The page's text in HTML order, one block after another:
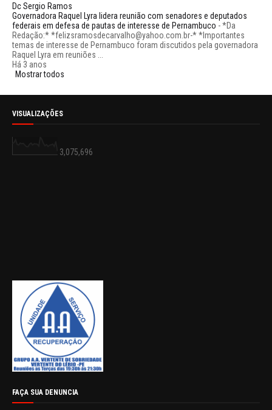
Dc Sergio Ramos
Governadora Raquel Lyra lidera reunião com senadores e deputados
federais em defesa de pautas de interesse de Pernambuco -*Da
Redação:* *felizsramosdecarvalho@yahoo.com.br-* *Importantes
temas de interesse de Pernambuco foram discutidos pela governadora
Raquel Lyra em reuniões ...
Há 3 anos
Mostrar todos
VISUALIZAÇÕES
3,075,696
FAÇA SUA DENUNCIA